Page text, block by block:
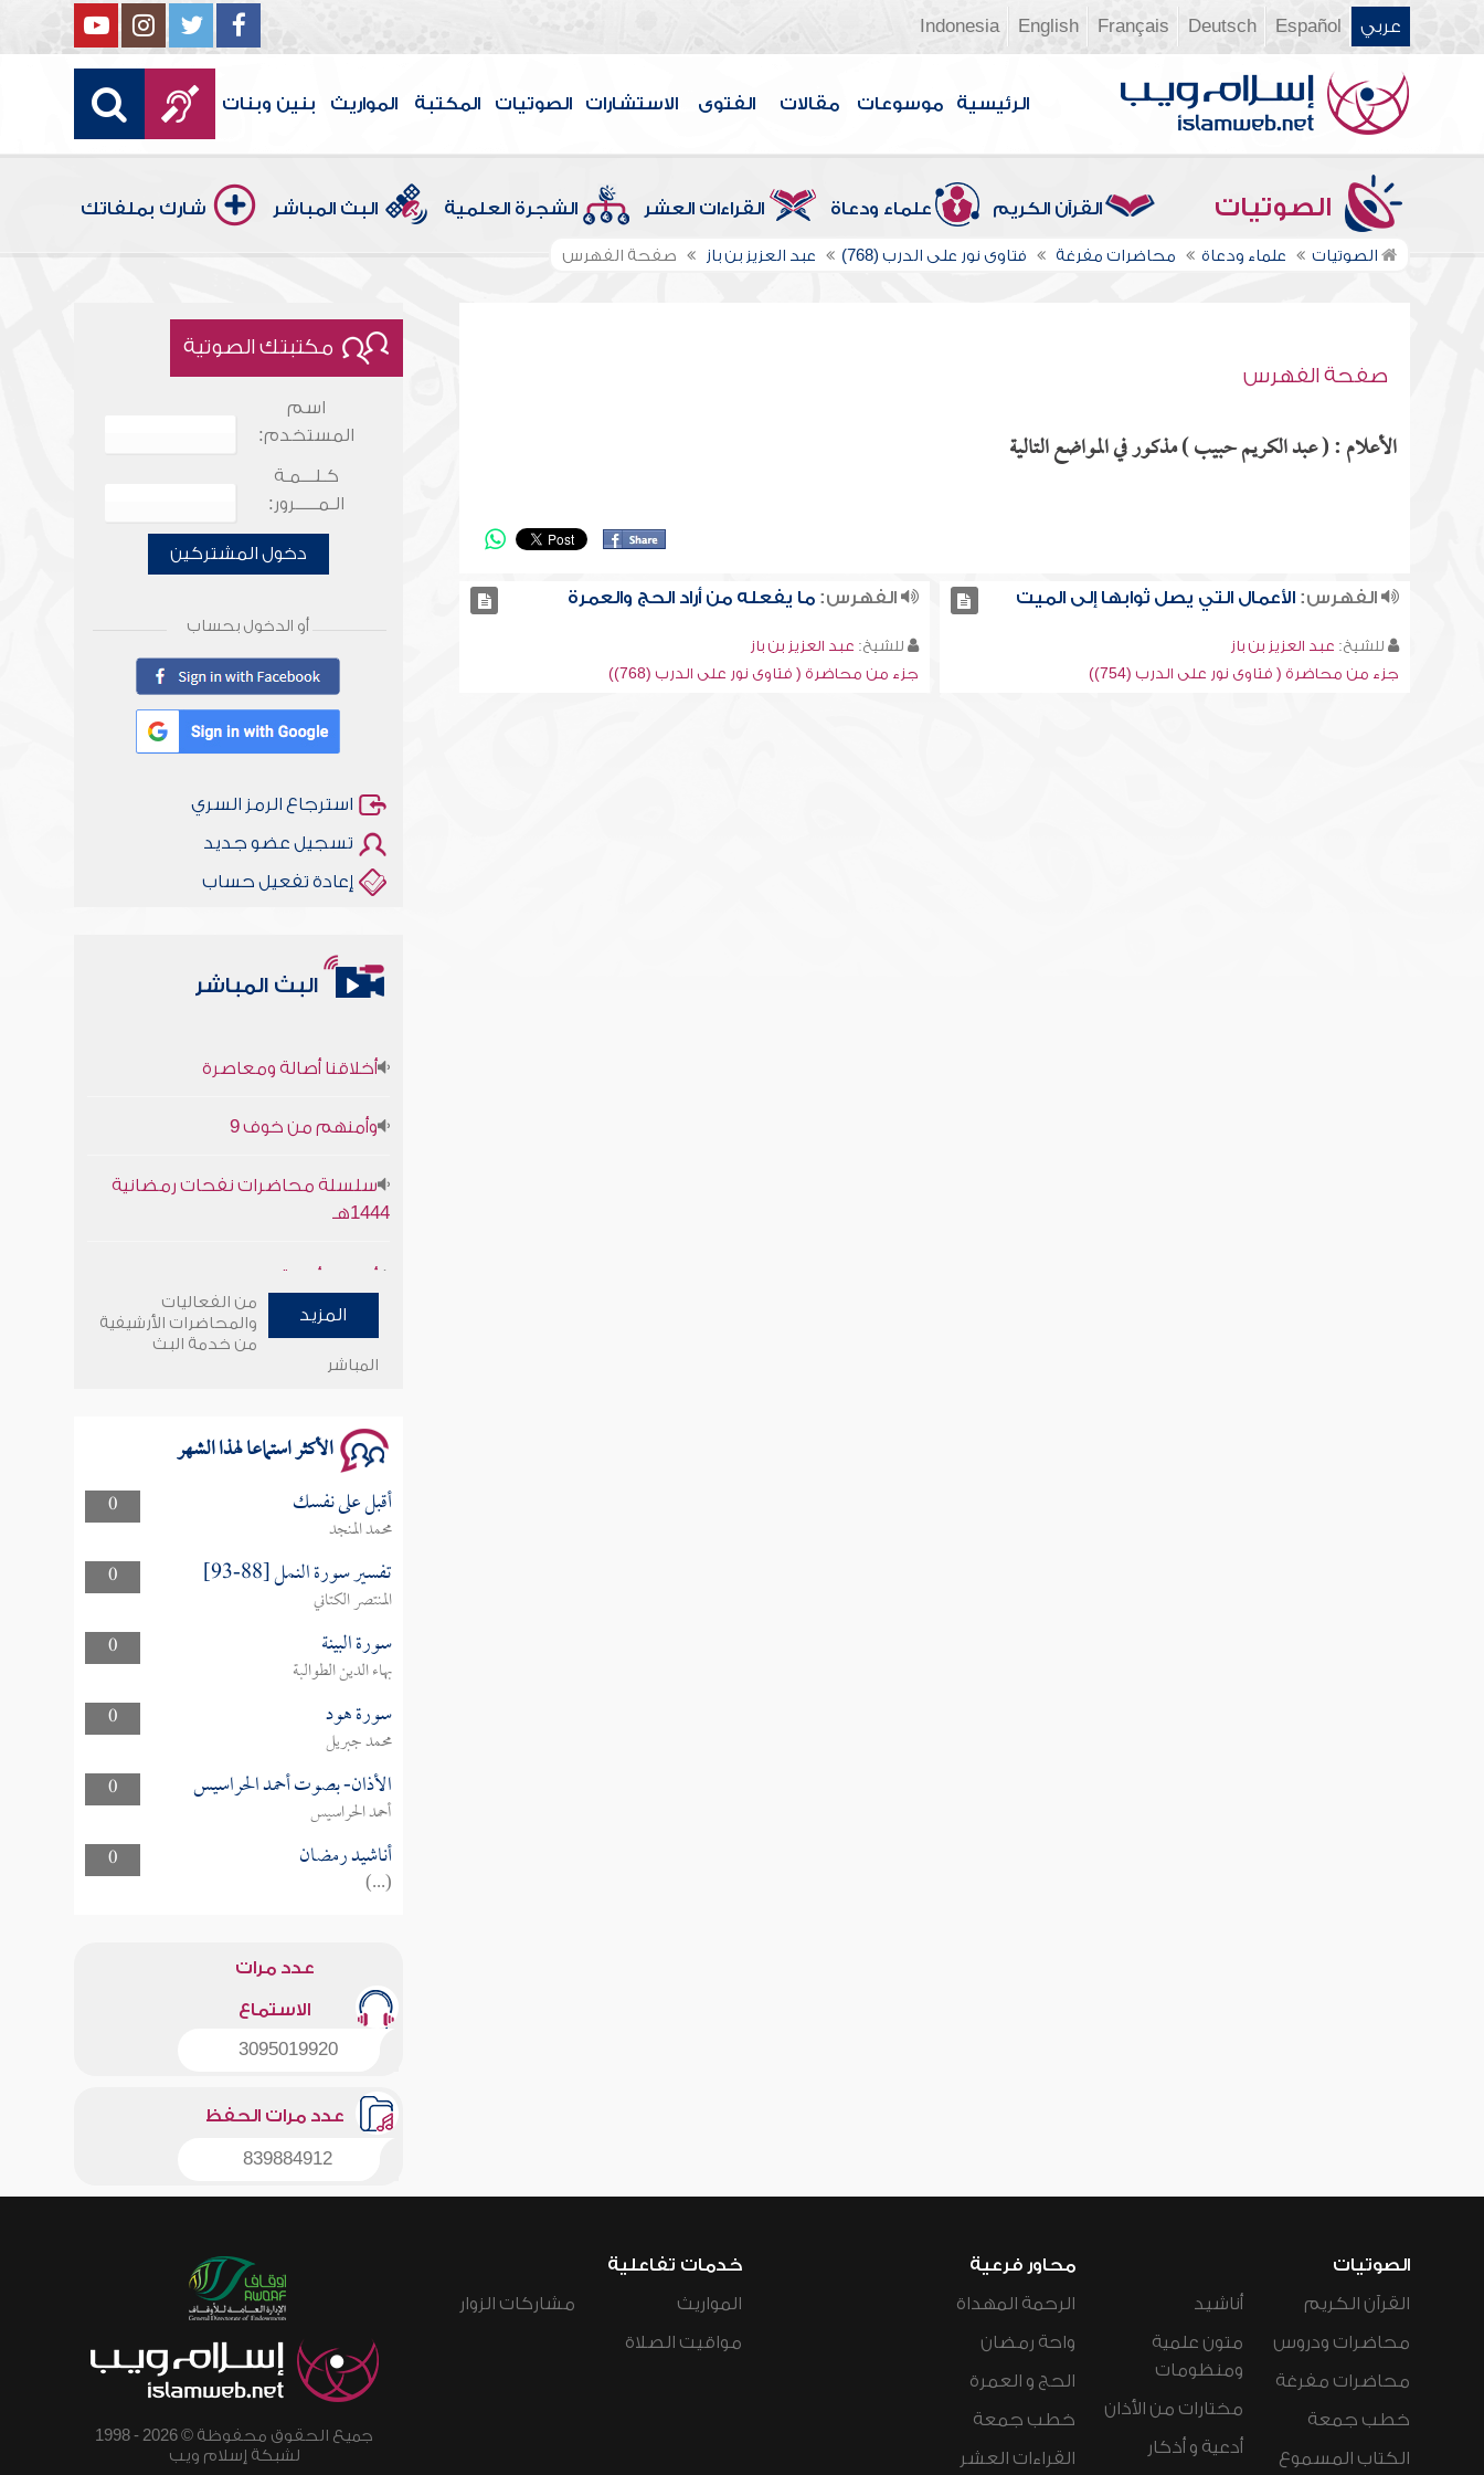
عربي Español
Deutsch
Français
English
Indonesia
الرئيسية موسوعات مقالات الفتوى الاستشارات الصوتيات المكتبة المواريث بنين وبنات
الصوتيات القرآن الكريم علماء ودعاة القراءات العشر الشجرة العلمية البث المباشر شارك بملفاتك
الصوتيات علماء ودعاة محاضرات مفرغة فتاوى نور على الدرب (768) عبد العزيز بن باز صفحة الفهرس
صفحة الفهرس
الأعلام : ( عبد الكريم حبيب ) مذكور في المواضع التالية
الفهرس:الأعمال التي يصل ثوابها إلى الميت
للشيخ: عبد العزيز بن باز
جزء من محاضرة ( فتاوى نور على الدرب (754))
الفهرس: ما يفعله من أراد الحج والعمرة
للشيخ: عبد العزيز بن باز
جزء من محاضرة ( فتاوى نور على الدرب (768))
مكتبتك الصوتية
اسم
المستخدم:
كـلـــمـة
الـمـــــرور:
دخول المشتركين
أو الدخول بحساب
استرجاع الرمز السري
تسجيل عضو جديد
إعادة تفعيل حساب
البث المباشر
1444هـ
وأمنهم من خوف 9
سلسلة محاضرات نفحات رمضانية
المزيد
من الفعاليات
والمحاضرات الأرشيفية
من خدمة البث
المباشر
الأكثر استماعا لهذا الشهر
0 أقبل على نفسك
محمد المنجد
0
تفسير سورة النمل [88-93]
المنتصر الكتاني
0
سورة البينة
بهاء الدين الطوالبة
0
سورة هود
محمد جبريل
0
الأذان- بصوت أحمد الحراسيس
أحمد الحراسيس
0
أناشيد رمضان
(...)
عدد مرات
الاستماع
3095019920
عدد مرات الحفظ
839884912
الصوتيات
القرآن الكريم
محاضرات ودروس
محاضرات مفرغة
خطب جمعة
الكتاب المسموع
أناشيد
متون علمية
ومنظومات
مختارات من الأذان
أدعية و أذكار
محاور فرعية
الرحمة المهداة
واحة رمضان
الحج و العمرة
خطب جمعة
القراءات العشر
خدمات تفاعلية
المواريث
مواقيت الصلاة
مشاركات الزوار
جميع الحقوق محفوظة © 2026 - 1998
لشبكة إسلام ويب